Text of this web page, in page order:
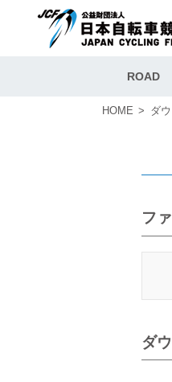
ROAD
HOME ダ
フ
ダ